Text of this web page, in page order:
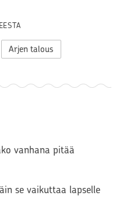
Arjen talous
vanhana pitää
se vaikuttaa lapselle